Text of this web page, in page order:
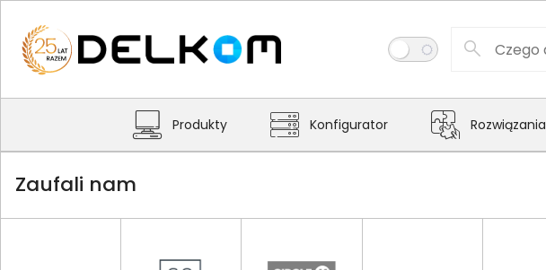
Produkty Konfigurator Rozwiązania
Zaufali nam